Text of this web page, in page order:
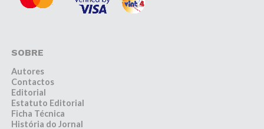
SOBRE
Autores
Contactos
Editorial
Estatuto Editorial
Ficha Técnica
História do Jornal